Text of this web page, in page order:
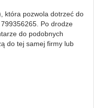
która pozwola dotrzeć do
Po drodze
do podobnych
do tej samej firmy lub